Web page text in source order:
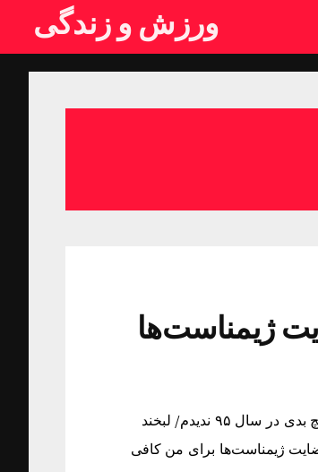
ورزش و زندگی
رضایت ژیمناست‌ها
هیچ بدی در سال ۹۵ ندیدم/ لبخند رضایت ژیمناست‌ها برای من کافی است هیچ بدی در سال ۹۵ ندیدم/ لبخند
هیچ بدی در سال ۹۵ ندیدم/ لبخند رضایت ژیمناست‌ها برای من کافی